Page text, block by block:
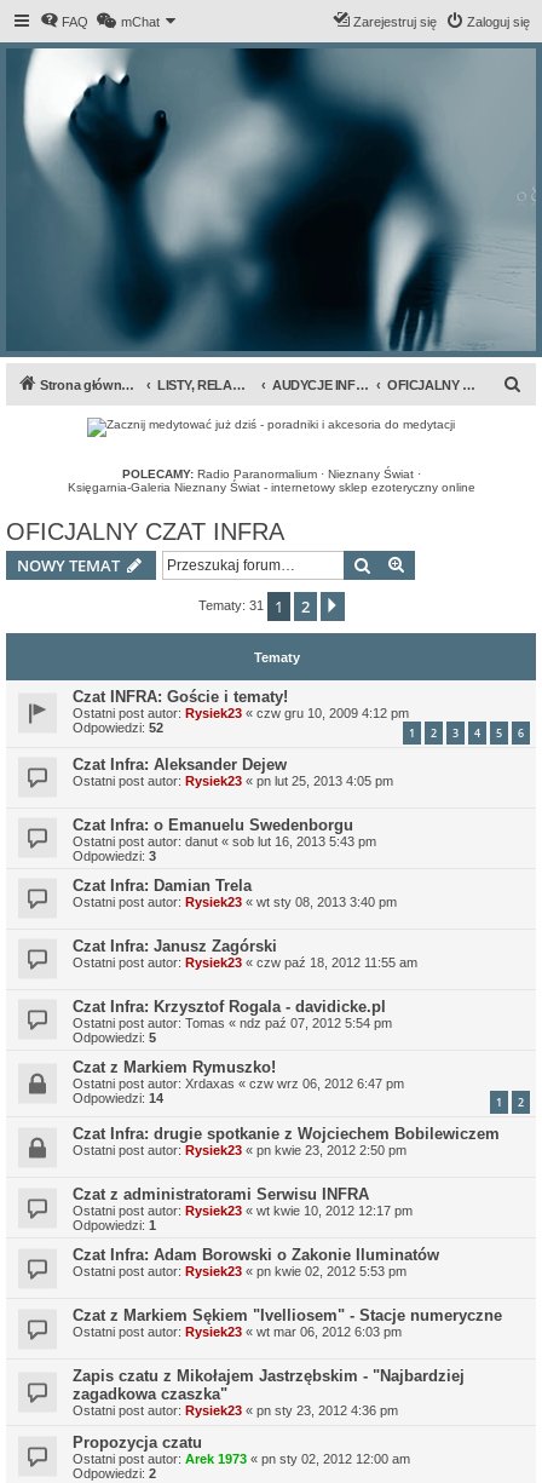
FAQ mChat Zaloguj się
Zarejestruj się
Strona główna forum LISTY, RELACJE, INFORMACJE... AUDYCJE INFRA / KOMUNIKATY OFICJALNY CZAT INFRA
POLECAMY: Radio Paranormalium· Nieznany Świat·
Księgarnia-Galeria Nieznany Świat - internetowy sklep ezoteryczny online
OFICJALNY CZAT INFRA
NOWY TEMAT Szukaj
Tematy: 31 1 2
Tematy
Czat INFRA: Goście i tematy!
Ostatni post autor: Rysiek23 « czw gru 10, 2009 4:12 pm
Odpowiedzi: 52 1 2 3 4 5 6
Czat Infra: Aleksander Dejew
Ostatni post autor: Rysiek23 « pn lut 25, 2013 4:05 pm
Czat Infra: o Emanuelu Swedenborgu
Ostatni post autor: danut « sob lut 16, 2013 5:43 pm
Odpowiedzi: 3
Czat Infra: Damian Trela
Ostatni post autor: Rysiek23 « wt sty 08, 2013 3:40 pm
Czat Infra: Janusz Zagórski
Ostatni post autor: Rysiek23 « czw paź 18, 2012 11:55 am
Czat Infra: Krzysztof Rogala - davidicke.pl
Ostatni post autor: Tomas « ndz paź 07, 2012 5:54 pm
Odpowiedzi: 5
Czat z Markiem Rymuszko!
Ostatni post autor: Xrdaxas « czw wrz 06, 2012 6:47 pm
Odpowiedzi: 14 1 2
Czat Infra: drugie spotkanie z Wojciechem Bobilewiczem
Ostatni post autor: Rysiek23 « pn kwie 23, 2012 2:50 pm
Czat z administratorami Serwisu INFRA
Ostatni post autor: Rysiek23 « wt kwie 10, 2012 12:17 pm
Odpowiedzi: 1
Czat Infra: Adam Borowski o Zakonie Iluminatów
Ostatni post autor: Rysiek23 « pn kwie 02, 2012 5:53 pm
Czat z Markiem Sękiem "Ivelliosem" - Stacje numeryczne
Ostatni post autor: Rysiek23 « wt mar 06, 2012 6:03 pm
Zapis czatu z Mikołajem Jastrzębskim - "Najbardziej
zagadkowa czaszka"
Ostatni post autor: Rysiek23 « pn sty 23, 2012 4:36 pm
Propozycja czatu
Ostatni post autor: Arek 1973 « pn sty 02, 2012 12:00 am
Odpowiedzi: 2